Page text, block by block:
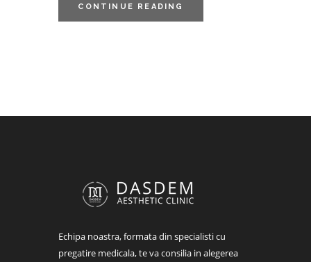
CONTINUE READING
Echipa noastra, formata din specialisti cu
pregatire medicala, te va consilia in alegerea